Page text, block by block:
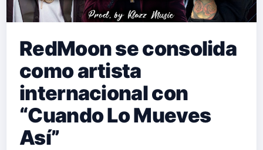
RedMoon se consolida
como artista
internacional con
“Cuando Lo Mueves
Así”